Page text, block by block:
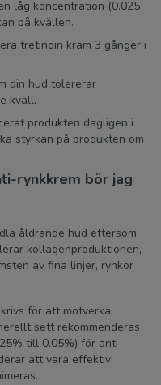
låg koncentration (0.025
på kvällen.
tretinoin kräm 3 gånger i
din hud tolererar
kväll.
produkten dagligen i
styrkan på produkten om
rynkkrem bör jag
åldrande hud eftersom
kollagenproduktionen,
av fina linjer, rynkor
för att motverka
sett rekommenderas
till 0.05%) för anti-
att vara effektiv